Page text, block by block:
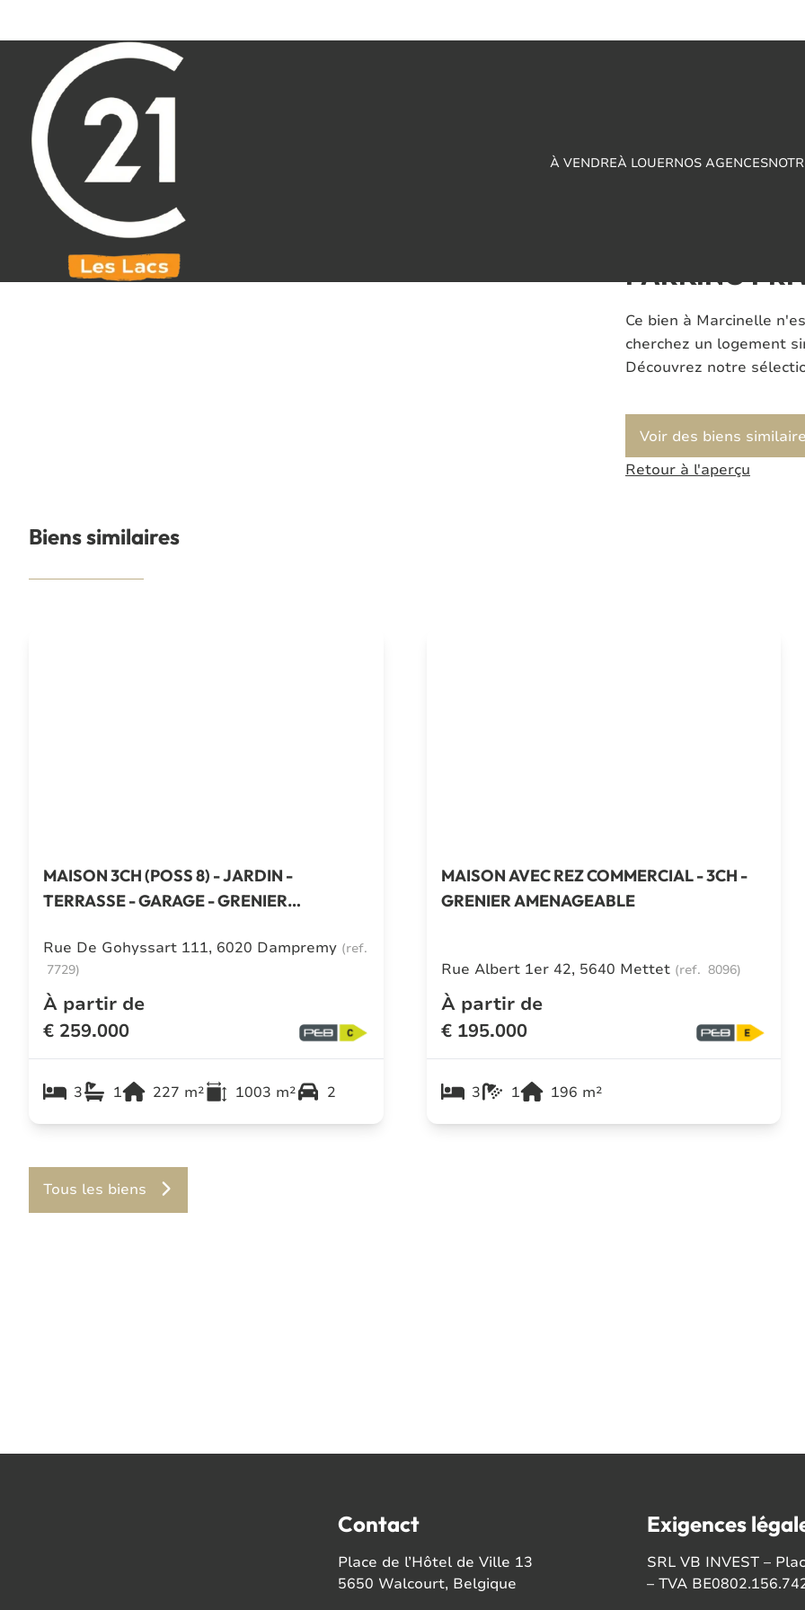
À VENDREÀ LOUERNOS AGENCES
PARKING
Ce bien à Marcinelle
cherchez un logement
Découvrez notre
Voir des biens
Retour à l'aperçu
Biens similaires
MAISON 3CH (POSS 8) - JARDIN -
TERRASSE - GARAGE - GRENIER
Rue De Gohyssart 111, 6020 Dampremy (ref.
7729)
À partir de
€ 259.000
3 1 227 m² 1003 m²
2
3
MAISON AVEC REZ COMMERCIAL - 3CH -
GRENIER AMENAGEABLE
Rue Albert 1er 42, 5640 Mettet (ref. 8096)
À partir de
€ 195.000
3 1 196 m²
Tous les biens
Contact
Place de l’Hôtel de Ville 13
5650 Walcourt, Belgique
Exigences
SRL VB INVEST –
– TVA